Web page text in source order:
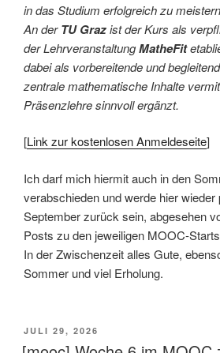
in das Studium erfolgreich zu
An derTU Grazist der Kurs als
der LehrveranstaltungMatheFit
dabei als vorbereitende und
zentrale mathematische Inhalte
Präsenzlehre sinnvoll ergänzt.
[Link zur kostenlosen Anmeldeseite]
Ich darf mich hiermit auch in den
verabschieden und werde hier wieder
September zurück sein, abgesehen
Posts zu den jeweiligen MOOC-
In der Zwischenzeit alles Gute,
Sommer und viel Erholung.
VERÖFFENTLICHT
AM
JULI 29, 2026